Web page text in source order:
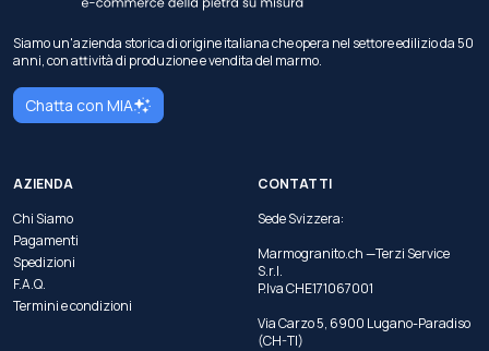
Siamo un'azienda storica di origine italiana che opera nel settore edilizio da 50
anni, con attività di produzione e vendita del marmo.
Chatta con MIA
AZIENDA
Chi Siamo
Pagamenti
Spedizioni
F.A.Q.
Termini e condizioni
CONTATTI
Sede Svizzera:
Marmogranito.ch —Terzi Service
S.r.l.
P.Iva CHE171067001
Via Carzo 5, 6900 Lugano-Paradiso
(CH-TI)